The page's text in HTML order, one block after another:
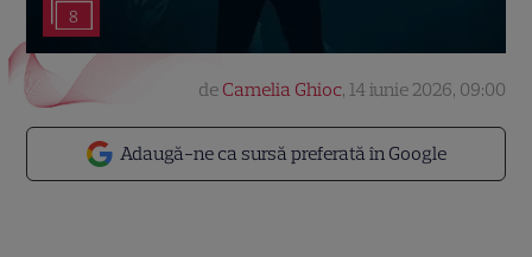
8
Adaugă-ne ca sursă preferată în Google
de Camelia Ghioc, 14 iunie 2026, 09:00